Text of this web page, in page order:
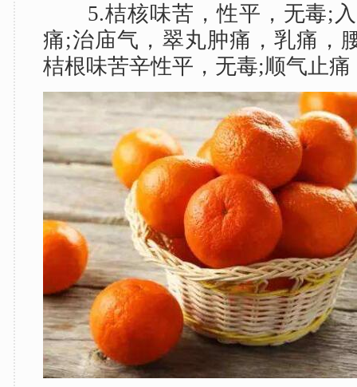
5.桔核味苦，性平，无毒;入
痛;治庙气，翠丸肿痛，乳痛，
桔根味苦辛性平，无毒;顺气止